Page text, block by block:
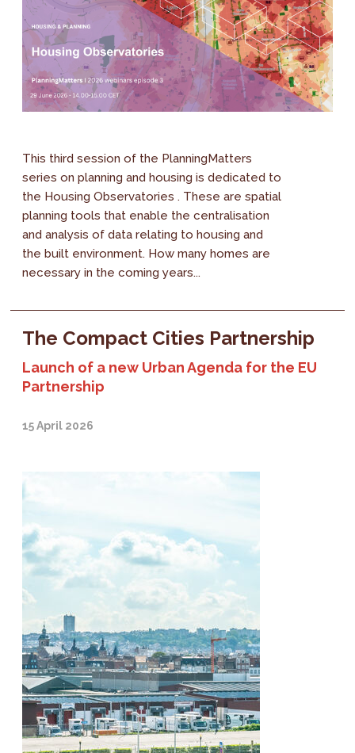
This third session of the PlanningMatters
series on planning and housing is dedicated to
the Housing Observatories . These are spatial
planning tools that enable the centralisation
and analysis of data relating to housing and
the built environment. How many homes are
necessary in the coming years...
The Compact Cities Partnership
Launch of a new Urban Agenda for the EU
Partnership
15 April 2026